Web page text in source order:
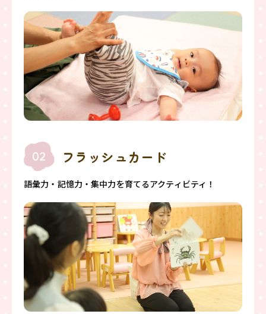
02 フラッシュカード
語彙力・記憶力・集中力を育てるアクティビティ！